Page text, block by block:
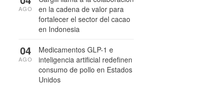
en la cadena de valor para
fortalecer el sector del cacao
en Indonesia
AGO
Medicamentos GLP-1 e
inteligencia artificial redefinen
consumo de pollo en Estados
Unidos
04
AGO